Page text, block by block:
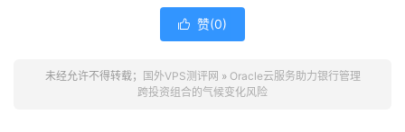
 赞(0)
未经允许不得转载； 国外VPS测评网 » Oracle云服务助力银行管理
跨投资组合的气候变化风险